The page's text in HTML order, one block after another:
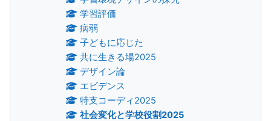
学習評価
病弱
子どもに応じた
共に生きる場2025
デザイン論
エビデンス
特支コーディ2025
社会変化と学校役割2025